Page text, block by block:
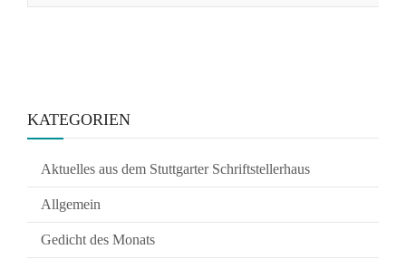
KATEGORIEN
Aktuelles aus dem Stuttgarter Schriftstellerhaus
Allgemein
Gedicht des Monats